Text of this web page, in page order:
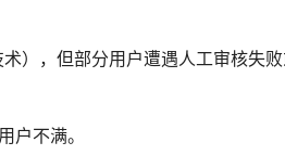
术），但部分用户遭遇人工审核失
户不满。